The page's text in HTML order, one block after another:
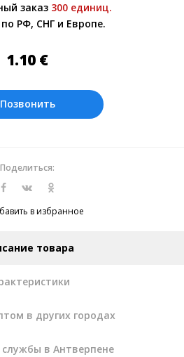
в рублях. Цены на
Текущий курс 10 руб.=
заказ 300 единиц.
РФ, СНГ и Европе.
1.10 €
Позвонить
Поделиться:
в избранное
товара
в других городах
службы в Антверпене